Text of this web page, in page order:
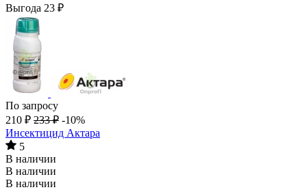
Выгода 23 ₽
По запросу
210 ₽ 233 ₽ -10%
Инсектицид Актара
5
В наличии
В наличии
В наличии